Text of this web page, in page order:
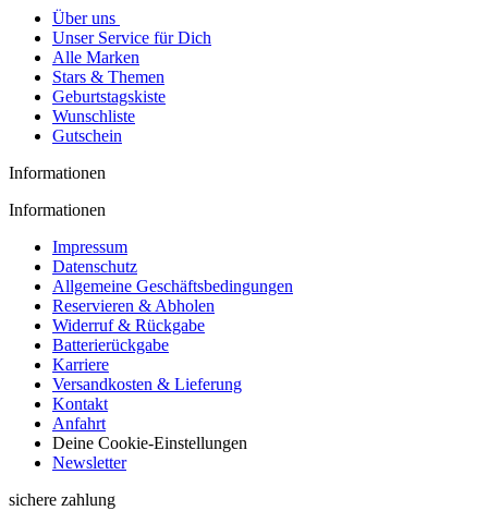
Über uns
Unser Service für Dich
Alle Marken
Stars & Themen
Geburtstagskiste
Wunschliste
Gutschein
Informationen
Informationen
Impressum
Datenschutz
Allgemeine Geschäftsbedingungen
Reservieren & Abholen
Widerruf & Rückgabe
Batterierückgabe
Karriere
Versandkosten & Lieferung
Kontakt
Anfahrt
Deine Cookie-Einstellungen
Newsletter
sichere zahlung